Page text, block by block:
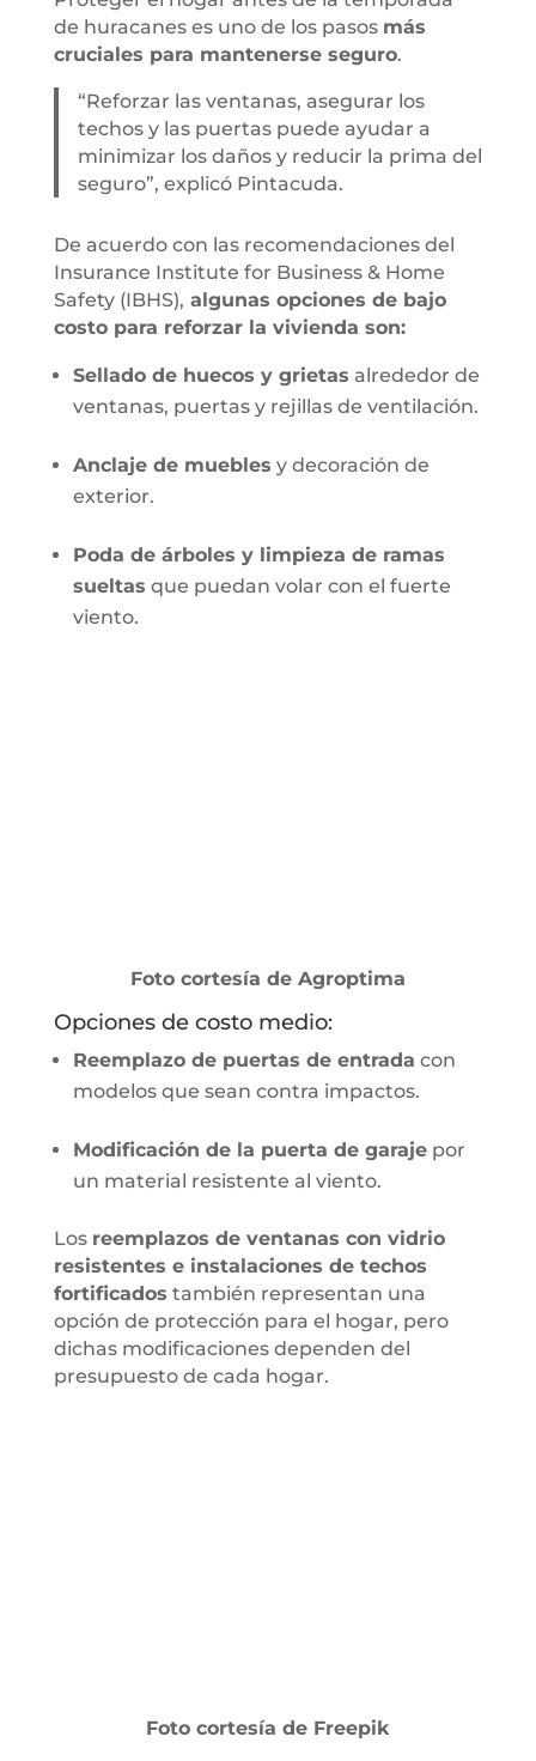
de huracanes es uno de los pasos más
cruciales para mantenerse seguro.
“Reforzar las ventanas, asegurar los
techos y las puertas puede ayudar a
minimizar los daños y reducir la prima del
seguro”, explicó Pintacuda.
De acuerdo con las recomendaciones del
Insurance Institute for Business & Home
Safety (IBHS), algunas opciones de bajo
costo para reforzar la vivienda son:
Sellado de huecos y grietas alrededor de
ventanas, puertas y rejillas de ventilación.
Anclaje de muebles y decoración de
exterior.
Poda de árboles y limpieza de ramas
sueltas que puedan volar con el fuerte
viento.
Foto cortesía de Agroptima
Opciones de costo medio:
Reemplazo de puertas de entrada con
modelos que sean contra impactos.
Modificación de la puerta de garajepor
un material resistente al viento.
Los reemplazos de ventanas con vidrio
resistentes e instalaciones de techos
fortificados también representan una
opción de protección para el hogar, pero
dichas modificaciones dependen del
presupuesto de cada hogar.
Foto cortesía de Freepik